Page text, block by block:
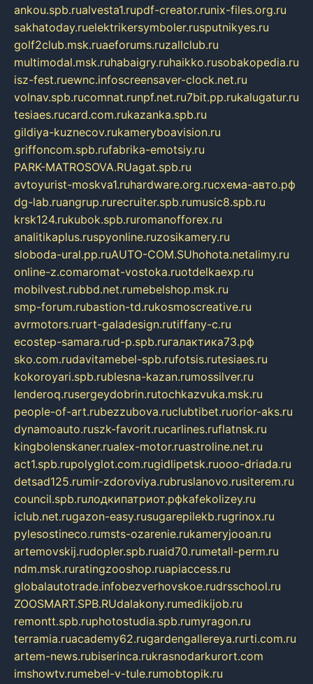
ankou.spb.rualvesta1.rupdf-creator.runix-files.org.ru
sakhatoday.ruelektrikersymboler.rusputnikyes.ru
golf2club.msk.ruaeforums.ruzallclub.ru
multimodal.msk.ruhabaigry.ruhaikko.rusobakopedia.ru
isz-fest.ruewnc.infoscreensaver-clock.net.ru
volnav.spb.rucomnat.runpf.net.ru7bit.pp.rukalugatur.ru
tesiaes.rucard.com.rukazanka.spb.ru
gildiya-kuznecov.rukameryboavision.ru
griffoncom.spb.rufabrika-emotsiy.ru
PARK-MATROSOVA.RUagat.spb.ru
avtoyurist-moskva1.ruhardware.org.ruсхема-авто.рф
dg-lab.ruangrup.rurecruiter.spb.rumusic8.spb.ru
krsk124.rukubok.spb.ruromanofforex.ru
analitikaplus.ruspyonline.ruzosikamery.ru
sloboda-ural.pp.ruAUTO-COM.SUhohota.netalimy.ru
online-z.comaromat-vostoka.ruotdelkaexp.ru
mobilvest.rubbd.net.rumebelshop.msk.ru
smp-forum.rubastion-td.rukosmoscreative.ru
avrmotors.ruart-galadesign.rutiffany-c.ru
ecostep-samara.rud-p.spb.ruгалактика73.рф
sko.com.rudavitamebel-spb.rufotsis.rutesiaes.ru
kokoroyari.spb.rublesna-kazan.rumossilver.ru
lenderoq.rusergeydobrin.rutochkazvuka.msk.ru
people-of-art.rubezzubova.ruclubtibet.ruorior-aks.ru
dynamoauto.ruszk-favorit.rucarlines.ruflatnsk.ru
kingbolenskaner.rualex-motor.ruastroline.net.ru
act1.spb.rupolyglot.com.rugidlipetsk.ruooo-driada.ru
detsad125.rumir-zdoroviya.rubruslanovo.rusiterem.ru
council.spb.ruлодкипатриот.рфkafekolizey.ru
iclub.net.rugazon-easy.rusugarepilekb.rugrinox.ru
pylesostineco.rumsts-ozarenie.rukameryjooan.ru
artemovskij.rudopler.spb.ruaid70.rumetall-perm.ru
ndm.msk.ruratingzooshop.ruapiaccess.ru
globalautotrade.infobezverhovskoe.rudrsschool.ru
ZOOSMART.SPB.RUdalakony.rumedikijob.ru
remontt.spb.ruphotostudia.spb.rumyragon.ru
terramia.ruacademy62.rugardengallereya.rurti.com.ru
artem-news.rubiserinca.rukrasnodarkurort.com
imshowtv.rumebel-v-tule.rumobtopik.ru